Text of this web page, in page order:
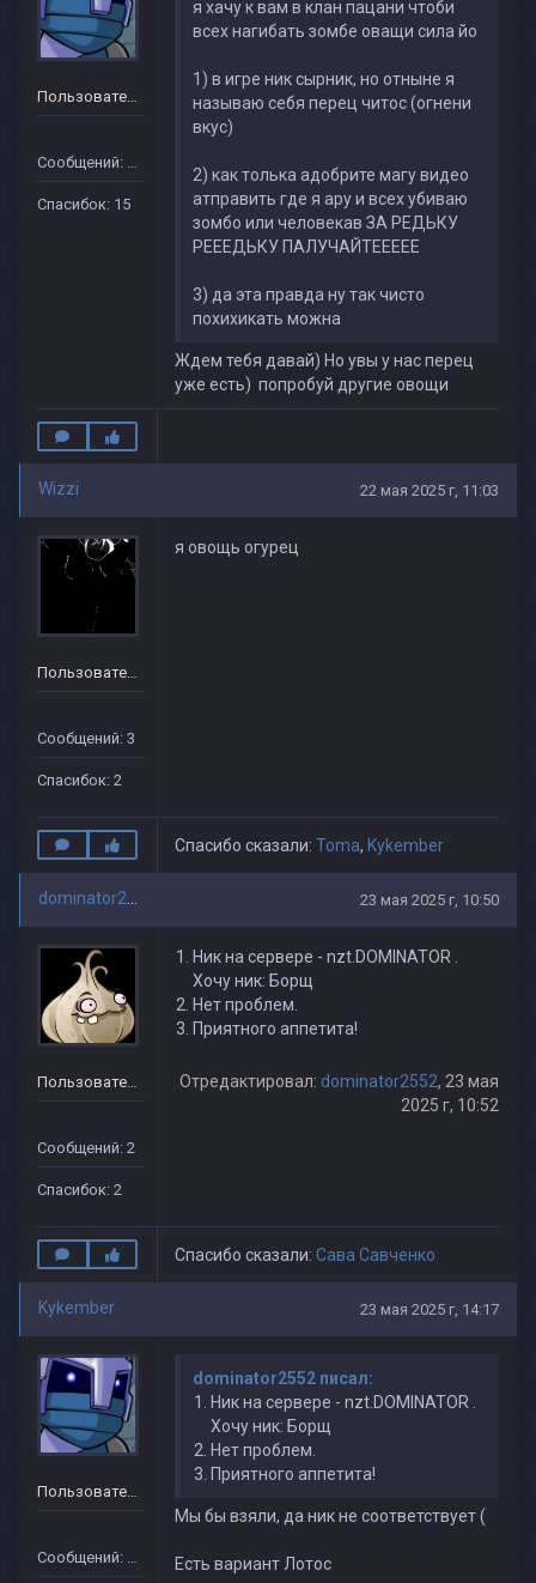
Пользователь
Сообщений: 16
Спасибок: 15
я хачу к вам в клан пацани чтоби
всех нагибать зомбе оващи сила йо
1) в игре ник сырник, но отныне я
называю себя перец читос (огнени
вкус)
2) как толька адобрите магу видео
атправить где я ару и всех убиваю
зомбо или человекав ЗА РЕДЬКУ
РЕЕЕДЬКУ ПАЛУЧАЙТЕЕЕЕЕ
3) да эта правда ну так чисто
похихикать можна
Ждем тебя давай) Но увы у нас перец
уже есть) попробуй другие овощи
Wizzi 22 мая 2025 г, 11:03
Пользователь
Сообщений: 3
Спасибок: 2
я овощь огурец
Спасибо сказали: Toma, Kykember
23 мая 2025 г, 10:50
Пользователь
Сообщений: 2
Спасибок: 2
Ник на сервере - nzt.DOMINATOR .
Хочу ник: Борщ
Нет проблем.
Приятного аппетита!
Отредактировал: dominator2552, 23 мая
2025 г, 10:52
Спасибо сказали: Сава Савченко
Kykember 23 мая 2025 г, 14:17
Пользователь
Сообщений: 16
dominator2552 писал:
Ник на сервере - nzt.DOMINATOR .
Хочу ник: Борщ
Нет проблем.
Приятного аппетита!
Мы бы взяли, да ник не соответствует (
Есть вариант Лотос